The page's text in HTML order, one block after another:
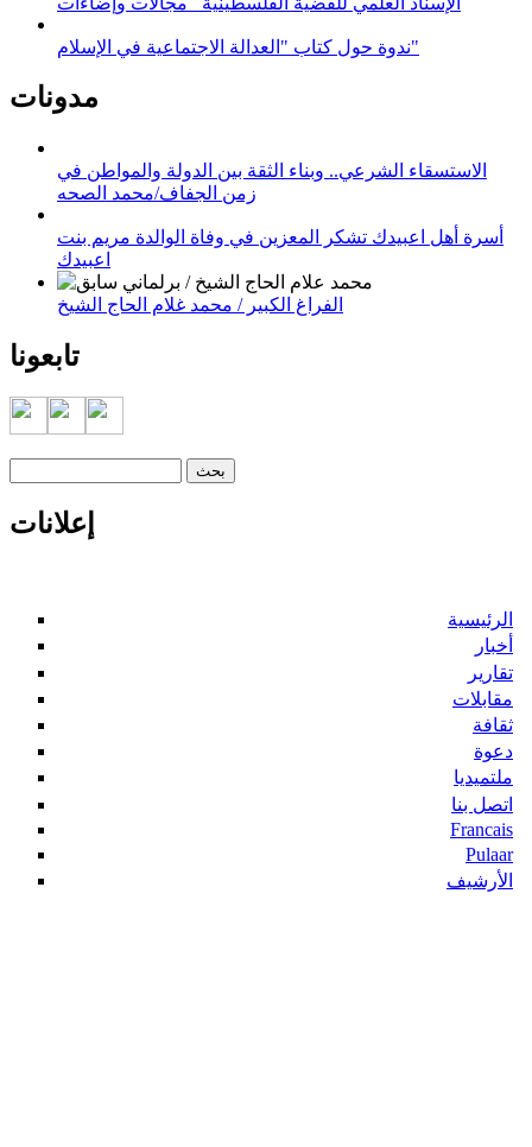
ندوة حول كتاب "العدالة الاجتماعية في الإسلام"
مدونات
الاستسقاء الشرعي.. وبناء الثقة بين الدولة والمواطن في
زمن الجفاف/محمد الصحه
أسرة أهل اعبيدك تشكر المعزين في وفاة الوالدة مريم بنت
اعبيدك
الفراغ الكبير / محمد غلام الحاج الشيخ
تابعونا
إعلانات
الرئيسية
أخبار
تقارير
مقابلات
ثقافة
دعوة
ملتميديا
اتصل بنا
Francais
Pulaar
الأرشيف